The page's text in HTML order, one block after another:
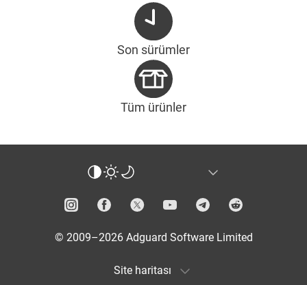
Son sürümler
Tüm ürünler
© 2009–2026 Adguard Software Limited
Site haritası